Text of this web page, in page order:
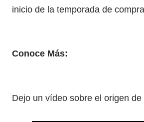
inicio de la temporada de
Conoce Más:
Dejo un vídeo sobre el origen